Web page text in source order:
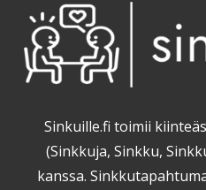
Sinkuille.fi toimii
(Sinkkuja, Sinkku,
kanssa.